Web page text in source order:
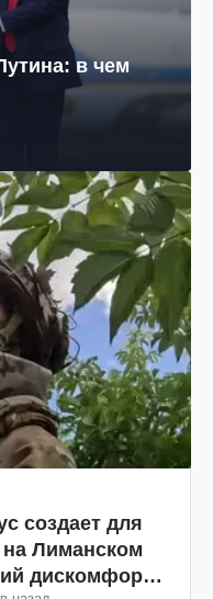
в чем
создает для
на Лиманском
дискомфорт: